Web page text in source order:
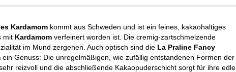
Kardamom kommt aus Schweden und ist ein feines, kakaohaltiges
mit Kardamom verfeinert worden ist. Die cremig-zartschmelzende
im Mund zergehen. Auch optisch sind die La Praline Fancy
ein Genuss: Die unregelmäßigen, wie zufällig entstandenen Formen der
reizvoll und die abschließende Kakaopuderschicht sorgt für ihre edle